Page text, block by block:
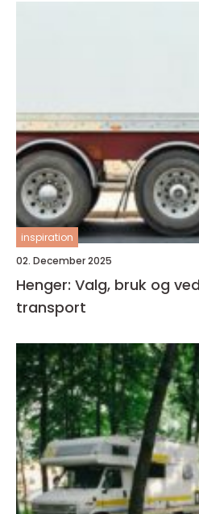
inspiration
02. December 2025
Henger: Valg, bruk og
transport